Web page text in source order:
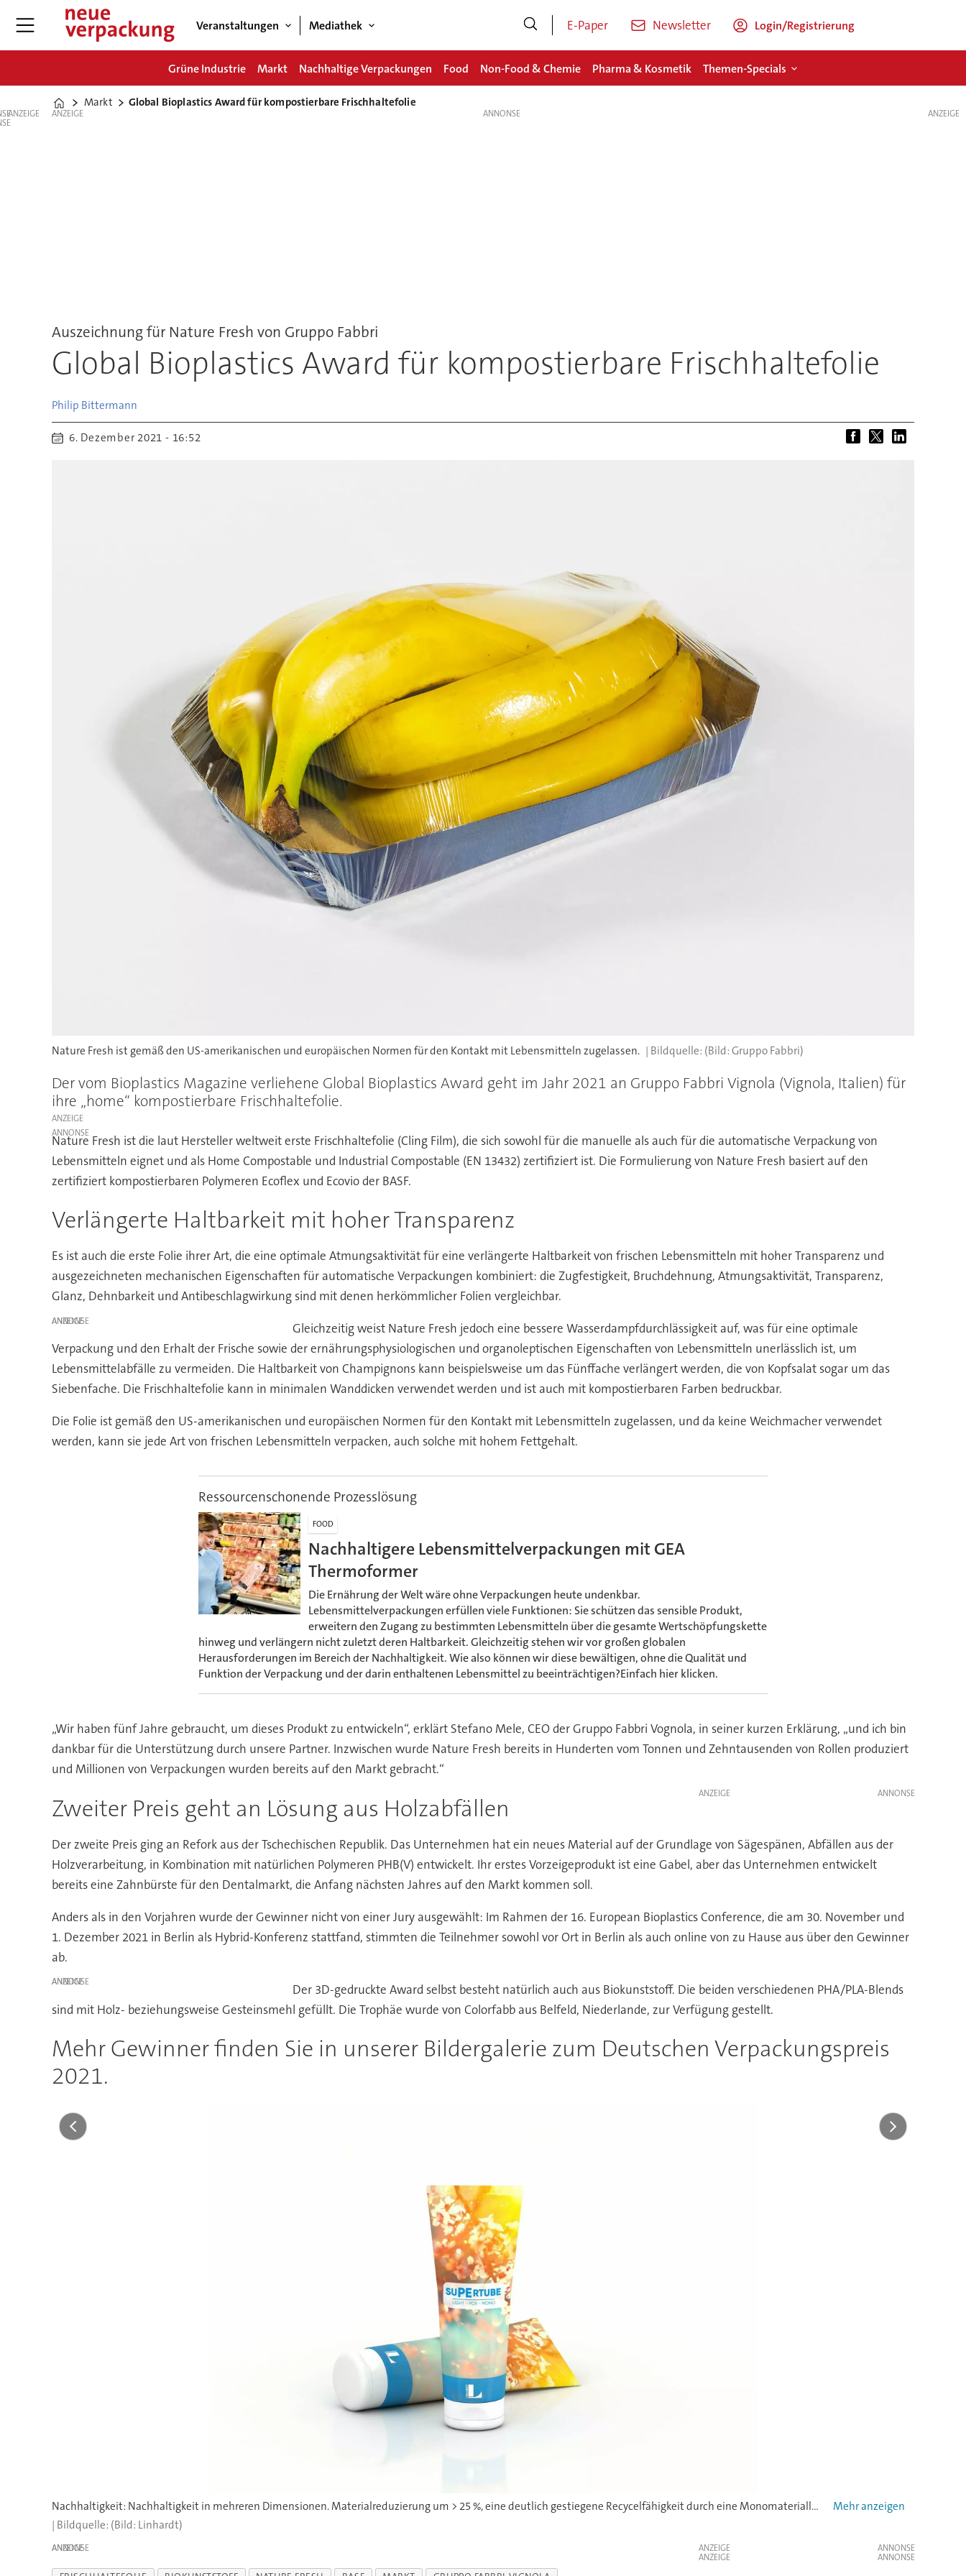
Veranstaltungen Mediathek E-Paper Newsletter Login/Registrierung
Grüne Industrie Markt Nachhaltige Verpackungen Food Non-Food & Chemie Pharma & Kosmetik Themen-Specials
Home
Markt Global Bioplastics Award für kompostierbare Frischhaltefolie
ANZEIGE ANZEIGE
Auszeichnung für Nature Fresh von Gruppo Fabbri
Global Bioplastics Award für kompostierbare Frischhaltefolie
Philip Bittermann
6. Dezember 2021 - 16:52
Nature Fresh ist gemäß den US-amerikanischen und europäischen Normen für den Kontakt mit Lebensmitteln zugelassen. (Bild: Gruppo Fabbri)
Der vom Bioplastics Magazine verliehene Global Bioplastics Award geht im Jahr 2021 an Gruppo Fabbri Vignola (Vignola, Italien) für
ihre „home“ kompostierbare Frischhaltefolie.
ANZEIGE
Nature Fresh ist die laut Hersteller weltweit erste Frischhaltefolie (Cling Film), die sich sowohl für die manuelle als auch für die automatische Verpackung von
Lebensmitteln eignet und als Home Compostable und Industrial Compostable (EN 13432) zertifiziert ist. Die Formulierung von Nature Fresh basiert auf den
zertifiziert kompostierbaren Polymeren Ecoflex und Ecovio der BASF.
Verlängerte Haltbarkeit mit hoher Transparenz
Es ist auch die erste Folie ihrer Art, die eine optimale Atmungsaktivität für eine verlängerte Haltbarkeit von frischen Lebensmitteln mit hoher Transparenz und
ausgezeichneten mechanischen Eigenschaften für automatische Verpackungen kombiniert: die Zugfestigkeit, Bruchdehnung, Atmungsaktivität, Transparenz,
Glanz, Dehnbarkeit und Antibeschlagwirkung sind mit denen herkömmlicher Folien vergleichbar.
ANZEIGE
Gleichzeitig weist Nature Fresh jedoch eine bessere Wasserdampfdurchlässigkeit auf, was für eine optimale
Verpackung und den Erhalt der Frische sowie der ernährungsphysiologischen und organoleptischen Eigenschaften von Lebensmitteln unerlässlich ist, um
Lebensmittelabfälle zu vermeiden. Die Haltbarkeit von Champignons kann beispielsweise um das Fünffache verlängert werden, die von Kopfsalat sogar um das
Siebenfache. Die Frischhaltefolie kann in minimalen Wanddicken verwendet werden und ist auch mit kompostierbaren Farben bedruckbar.
Die Folie ist gemäß den US-amerikanischen und europäischen Normen für den Kontakt mit Lebensmitteln zugelassen, und da keine Weichmacher verwendet
werden, kann sie jede Art von frischen Lebensmitteln verpacken, auch solche mit hohem Fettgehalt.
Ressourcenschonende Prozesslösung
FOOD
Nachhaltigere Lebensmittelverpackungen mit GEA
Thermoformer
Die Ernährung der Welt wäre ohne Verpackungen heute undenkbar.
Lebensmittelverpackungen erfüllen viele Funktionen: Sie schützen das sensible Produkt,
erweitern den Zugang zu bestimmten Lebensmitteln über die gesamte Wertschöpfungskette
hinweg und verlängern nicht zuletzt deren Haltbarkeit. Gleichzeitig stehen wir vor großen globalen
Herausforderungen im Bereich der Nachhaltigkeit. Wie also können wir diese bewältigen, ohne die Qualität und
Funktion der Verpackung und der darin enthaltenen Lebensmittel zu beeinträchtigen?Einfach hier klicken.
„Wir haben fünf Jahre gebraucht, um dieses Produkt zu entwickeln“, erklärt Stefano Mele, CEO der Gruppo Fabbri Vognola, in seiner kurzen Erklärung, „und ich bin
dankbar für die Unterstützung durch unsere Partner. Inzwischen wurde Nature Fresh bereits in Hunderten vom Tonnen und Zehntausenden von Rollen produziert
und Millionen von Verpackungen wurden bereits auf den Markt gebracht.“
ANZEIGE
Zweiter Preis geht an Lösung aus Holzabfällen
Der zweite Preis ging an Refork aus der Tschechischen Republik. Das Unternehmen hat ein neues Material auf der Grundlage von Sägespänen, Abfällen aus der
Holzverarbeitung, in Kombination mit natürlichen Polymeren PHB(V) entwickelt. Ihr erstes Vorzeigeprodukt ist eine Gabel, aber das Unternehmen entwickelt
bereits eine Zahnbürste für den Dentalmarkt, die Anfang nächsten Jahres auf den Markt kommen soll.
Anders als in den Vorjahren wurde der Gewinner nicht von einer Jury ausgewählt: Im Rahmen der 16. European Bioplastics Conference, die am 30. November und
1. Dezember 2021 in Berlin als Hybrid-Konferenz stattfand, stimmten die Teilnehmer sowohl vor Ort in Berlin als auch online von zu Hause aus über den Gewinner
ab.
ANZEIGE
Der 3D-gedruckte Award selbst besteht natürlich auch aus Biokunststoff. Die beiden verschiedenen PHA/PLA-Blends
sind mit Holz- beziehungsweise Gesteinsmehl gefüllt. Die Trophäe wurde von Colorfabb aus Belfeld, Niederlande, zur Verfügung gestellt.
Mehr Gewinner finden Sie in unserer Bildergalerie zum Deutschen Verpackungspreis
2021.
Nachhaltigkeit: Nachhaltigkeit in mehreren Dimensionen. Materialreduzierung um > 25 %, eine deutlich gestiegene Recycelfähigkeit durch eine Monomateriallösung aus HDPE sowohl für den Tubenkörper als auch für den Verschluss und dies alles unter Einsatz von bis zu 100 % PCR für den Tubenkörper.
(Bild: Linhardt)
ANZEIGE
ANZEIGE
ANZEIGE
ANZEIGE